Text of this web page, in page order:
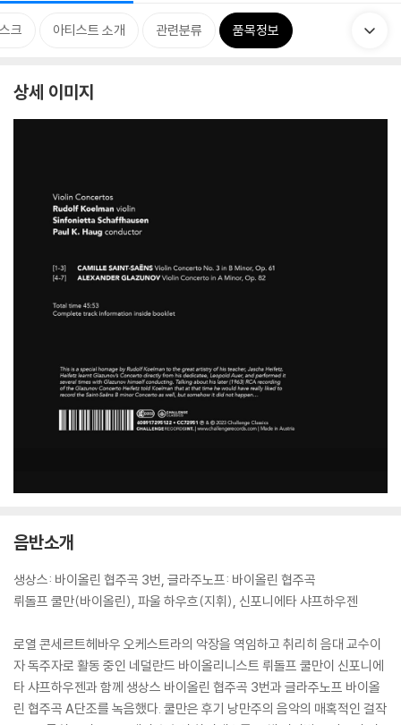
크 아티스트 소개 관련분류 품목정보
상세 이미지
음반소개
생상스: 바이올린 협주곡 3번, 글라주노프: 바이올린 협주곡
뤼돌프 쿨만(바이올린), 파울 하우흐(지휘), 신포니에타 샤프하우젠
로열 콘세르트헤바우 오케스트라의 악장을 역임하고 취리히 음대 교수이
자 독주자로 활동 중인 네덜란드 바이올리니스트 뤼돌프 쿨만이 신포니에
타 샤프하우젠과 함께 생상스 바이올린 협주곡 3번과 글라주노프 바이올
린 협주곡 A단조를 녹음했다. 쿨만은 후기 낭만주의 음악의 매혹적인 걸작